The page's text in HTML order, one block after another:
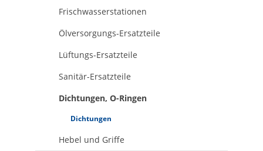
Frischwasserstationen
Ölversorgungs-Ersatzteile
Lüftungs-Ersatzteile
Sanitär-Ersatzteile
Dichtungen, O-Ringen
Dichtungen
Hebel und Griffe